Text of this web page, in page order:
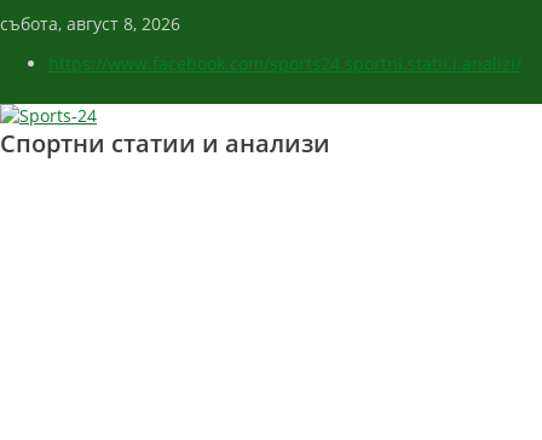
събота, август 8, 2026
https://www.facebook.com/sports24.sportni.statii.i.analizi/
Спортни статии и анализи